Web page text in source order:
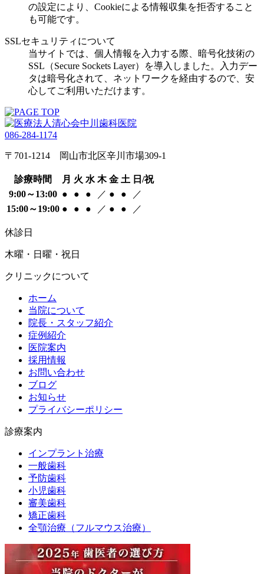
の設定により、Cookieによる情報収集を拒否すること
も可能です。
SSLセキュリティについて
当サイトでは、個人情報を入力する際、暗号化技術の
SSL（Secure Sockets Layer）を導入しました。入力デー
タは暗号化されて、ネットワークを経由するので、安
心してご利用いただけます。
086-284-1174
〒701-1214 岡山市北区辛川市場309-1
診療時間 月 火 水 木 金 土 日/祝
9:00～13:00 ● ● ● ／ ● ●
／
15:00～19:00 ● ● ● ／ ● ● ／
休診日
木曜・日曜・祝日
クリニックについて
ホーム
当院について
院長・スタッフ紹介
症例紹介
医院案内
採用情報
お問い合わせ
ブログ
お知らせ
プライバシーポリシー
診療案内
インプラント治療
一般歯科
予防歯科
小児歯科
審美歯科
矯正歯科
全顎治療（フルマウス治療）